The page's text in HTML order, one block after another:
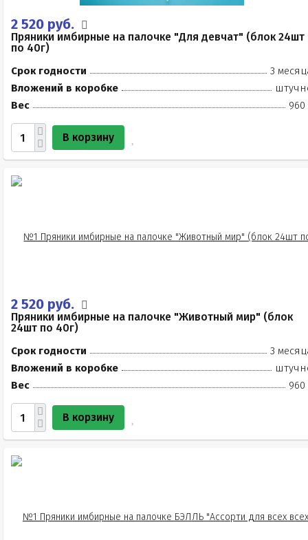
2 520 руб.
Пряники имбирные на палочке "Для девчат" (блок 24шт
по 40г)
Срок годности
3
Вложений в коробке
Вес
960
В корзину
2 520 руб.
Пряники имбирные на палочке "Животный мир" (блок
24шт по 40г)
Срок годности
3
Вложений в коробке
Вес
960
В корзину